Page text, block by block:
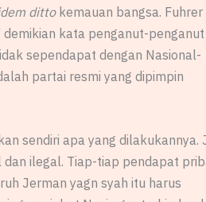
dittokemauan bangsa. Fuhrer
demikian kata penganut-penganut
sependapat dengan Nasional-
partai resmi yang dipimpin
sendiri apa yang dilakukannya.
ilegal. Tiap-tiap pendapat
Jerman yagn syah itu harus